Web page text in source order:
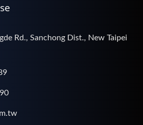
Rd., Sanchong Dist., New Taipei